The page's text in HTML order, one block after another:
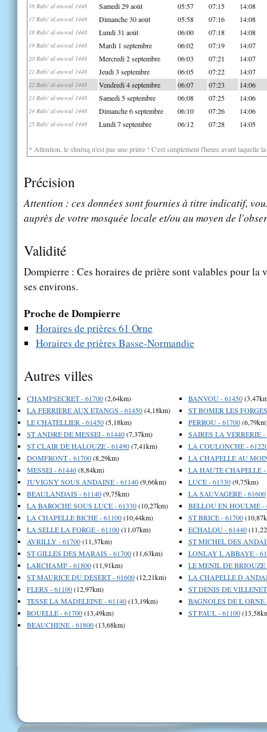
16 Rabi' al-awwal 1448 Samedi 29 août 05:57 07:15 14:08
17 Rabi' al-awwal 1448 Dimanche 30 août 05:58 07:16 14:08
18 Rabi' al-awwal 1448 Lundi 31 août 06:00 07:18 14:08
19 Rabi' al-awwal 1448 Mardi 1 septembre 06:02 07:19 14:07
20 Rabi' al-awwal 1448 Mercredi 2 septembre 06:03 07:21 14:07
21 Rabi' al-awwal 1448 Jeudi 3 septembre 06:05 07:22 14:07
22 Rabi' al-awwal 1448 Vendredi 4 septembre 06:07 07:23 14:06
23 Rabi' al-awwal 1448 Samedi 5 septembre 06:08 07:25 14:06
24 Rabi' al-awwal 1448 Dimanche 6 septembre 06:10 07:26 14:06
25 Rabi' al-awwal 1448 Lundi 7 septembre 06:12 07:28 14:05
* Attention, le shuruq n'est pas une prière ! C'est simplement l'heure avant laquelle
Précision
Attention : ces données sont fournies à titre indicatif,
auprès de votre mosquée locale et/ou au moyen de
Validité
Dompierre : Ces horaires de prière sont valables pour la
ses environs.
Proche de Dompierre
Horaires de prières 61 Orne
Horaires de prières Basse-Normandie
Autres villes
CHAMPSECRET - 61700(2,64km)
LA FERRIERE AUX ETANGS - 61450(4,18km)
LE CHATELLIER - 61450(5,18km)
ST ANDRE DE MESSEI - 61440(7,37km)
ST CLAIR DE HALOUZE - 61490(7,41km)
DOMFRONT - 61700(8,29km)
MESSEI - 61440(8,84km)
JUVIGNY SOUS ANDAINE - 61140(9,66km)
BEAULANDAIS - 61140(9,75km)
LA BAROCHE SOUS LUCE - 61330(10,27km)
LA CHAPELLE BICHE - 61100(10,44km)
LA SELLE LA FORGE - 61100(11,07km)
AVRILLY - 61700(11,37km)
ST GILLES DES MARAIS - 61700(11,63km)
LARCHAMP - 61800(11,91km)
ST MAURICE DU DESERT - 61600(12,21km)
FLERS - 61100(12,97km)
TESSE LA MADELEINE - 61140(13,19km)
ROUELLE - 61700(13,49km)
BEAUCHENE - 61800(13,68km)
BANVOU - 61450
ST BOMER LES
PERROU - 61700
SAIRES LA VERRERIE -
LA COULONCHE -
LA CHAPELLE AU
LA HAUTE CHAPELLE -
LUCE - 61330(9,75km)
LA SAUVAGERE - 61600
BELLOU EN HOULME -
ST BRICE - 61700
ECHALOU - 61440
ST MICHEL DES
LONLAY L ABBAYE -
LE MENIL DE BRIOUZE
LA CHAPELLE D
ST DENIS DE
BAGNOLES DE L ORNE
ST PAUL - 61100